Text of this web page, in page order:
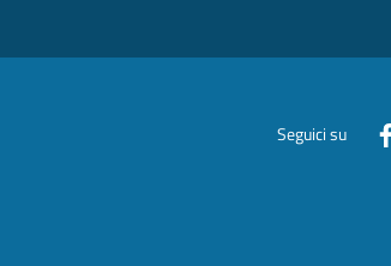
Seguici su